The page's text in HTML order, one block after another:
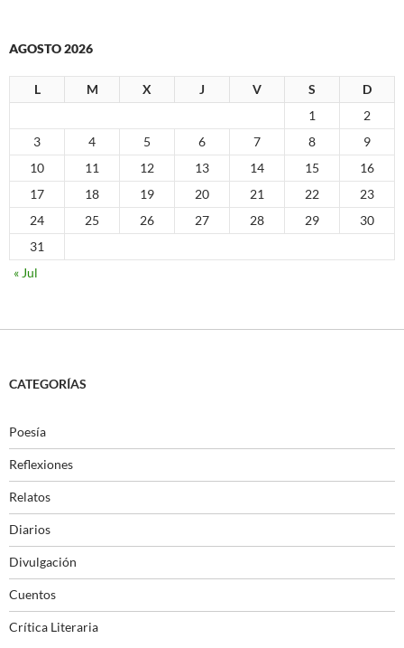
AGOSTO 2026
L M X J V S
D
1
2
3
4 5 6 7 8
9
10
11 12 13 14 15
16
17
18 19 20 21 22
23
24
25 26 27 28 29
30
31
« Jul
CATEGORÍAS
Poesía
Reflexiones
Relatos
Diarios
Divulgación
Cuentos
Crítica Literaria